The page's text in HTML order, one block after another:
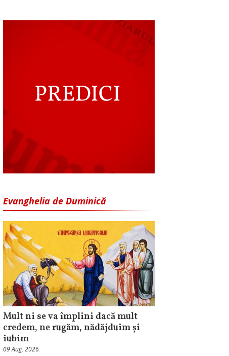
Evanghelia de Duminică
Mult ni se va împlini dacă mult
credem, ne rugăm, nădăjduim și
iubim
09 Aug, 2026